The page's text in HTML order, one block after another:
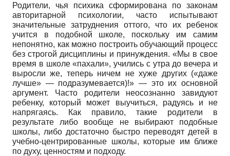
Родители, чья психика сформирована по законам
авторитарной психологии, часто испытывают
значительные затруднения оттого, что их ребенок
учится в подобной школе, поскольку им самим
непонятно, как можно построить обучающий процесс
без строгой дисциплины и принуждения. «Мы в свое
время в школе «пахали», учились с утра до вечера и
выросли же, теперь ничем не хуже других («даже
лучше» — подразумевается)!» — это их основной
аргумент. Часто родители неосознанно завидуют
ребенку, который может выучиться, радуясь и не
напрягаясь. Как правило, такие родители в
результате либо вообще не выбирают подобные
школы, либо достаточно быстро переводят детей в
учебно-центрированные школы, которые им ближе
по духу, ценностям и подходу.